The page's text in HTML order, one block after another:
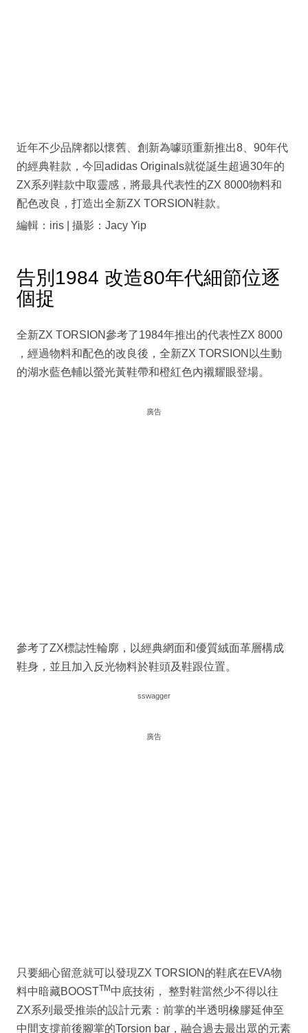
近年不少品牌都以懷舊、創新為噱頭重新推出8、90年代
的經典鞋款，今回adidas Originals就從誕生超過30年的
ZX系列鞋款中取靈感，將最具代表性的ZX 8000物料和
配色改良，打造出全新ZX TORSION鞋款。
編輯：iris | 攝影：Jacy Yip
告別1984 改造80年代細節位逐
個捉
全新ZX TORSION參考了1984年推出的代表性ZX 8000
，經過物料和配色的改良後，全新ZX TORSION以生動
的湖水藍色輔以螢光黃鞋帶和橙紅色內襯耀眼登場。
廣告
參考了ZX標誌性輪廓，以經典網面和優質絨面革層構成
鞋身，並且加入反光物料於鞋頭及鞋跟位置。
sswagger
廣告
只要細心留意就可以發現ZX TORSION的鞋㡳在EVA物
料中暗藏BOOSTTM 中底技術， 整對鞋當然少不得以往
ZX系列最受推崇的設計元素：前掌的半透明橡膠延伸至
中間支撐前後腳掌的Torsion bar，融合過去最出眾的元素